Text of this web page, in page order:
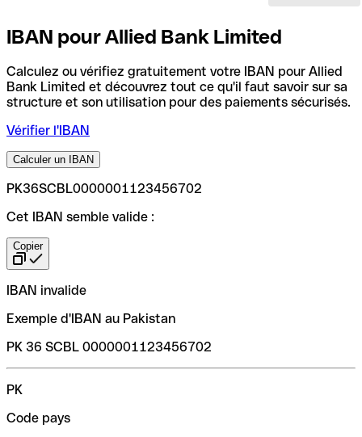
IBAN pour Allied Bank Limited
Calculez ou vérifiez gratuitement votre IBAN pour Allied
Bank Limited et découvrez tout ce qu'il faut savoir sur sa
structure et son utilisation pour des paiements sécurisés.
Vérifier l'IBAN
Calculer un IBAN
PK36SCBL0000001123456702
Cet IBAN semble valide :
Copier
IBAN invalide
Exemple d'IBAN au Pakistan
PK 36 SCBL 0000001123456702
PK
Code pays